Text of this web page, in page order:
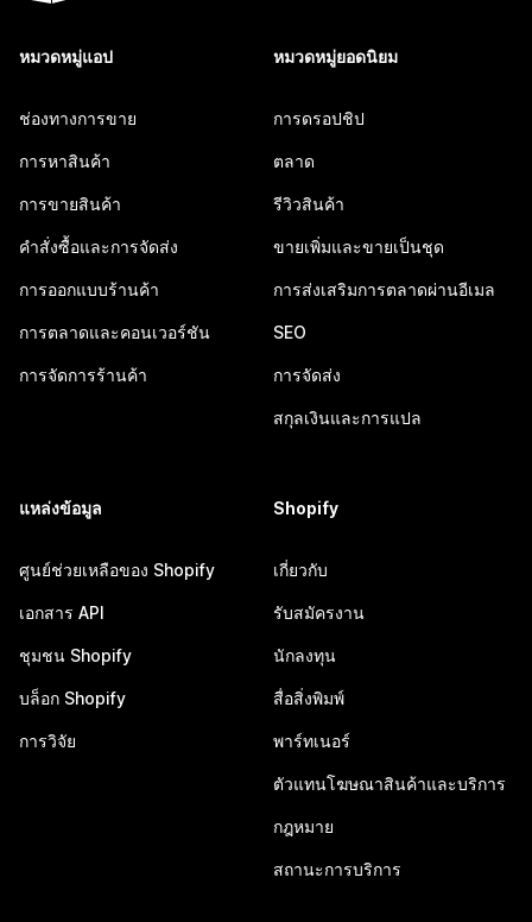
หมวดหมู่แอป
ช่องทางการขาย
การหาสินค้า
การขายสินค้า
คำสั่งซื้อและการจัดส่ง
การออกแบบร้านค้า
การตลาดและคอนเวอร์ชัน
การจัดการร้านค้า
หมวดหมู่ยอดนิยม
การดรอปชิป
ตลาด
รีวิวสินค้า
ขายเพิ่มและขายเป็นชุด
การส่งเสริมการตลาดผ่านอีเมล
SEO
การจัดส่ง
สกุลเงินและการแปล
แหล่งข้อมูล
ศูนย์ช่วยเหลือของ Shopify
เอกสาร API
ชุมชน Shopify
บล็อก Shopify
การวิจัย
Shopify
เกี่ยวกับ
รับสมัครงาน
นักลงทุน
สื่อสิ่งพิมพ์
พาร์ทเนอร์
ตัวแทนโฆษณาสินค้าและบริการ
กฎหมาย
สถานะการบริการ